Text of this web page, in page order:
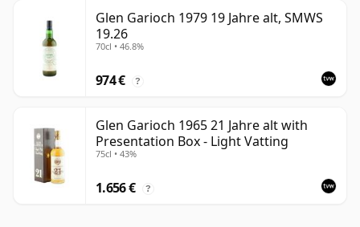
Glen Garioch 1979 19 Jahre alt, SMWS
19.26
70cl • 46.8%
974 € ?
Glen Garioch 1965 21 Jahre alt with
Presentation Box - Light Vatting
75cl • 43%
1.656 € ?